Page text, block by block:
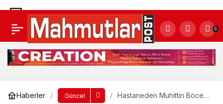
0
Haberler Güncel
Hastaneden Muhittin Böcek
Kaplan Hanı Yaylasında motosiklet kazası 1
ölü
Yorum Yap Paylaş